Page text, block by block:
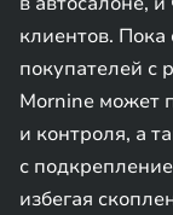
клиентов. Пока
покупателей с
Mornine может
и контроля, а
с
избегая